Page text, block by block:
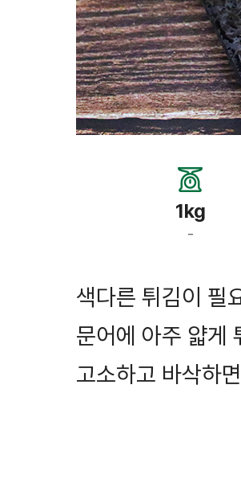
1kg
-
색다른 튀김이 필
문어에 아주 얇게
고소하고 바삭하